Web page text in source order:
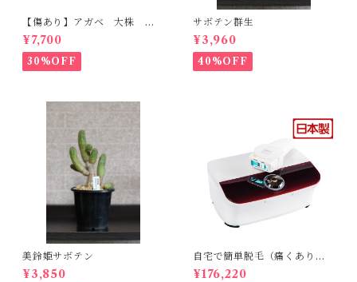
【傷あり】アガベ 大株 ボ
ビコルヌータ カウズホーン
¥7,700
30%OFF
サボテン群生
¥3,960
40%OFF
美鈴姫サボテン
¥3,850
自宅で簡単脱毛（痛くありま
せん。byエトウ）
¥176,220